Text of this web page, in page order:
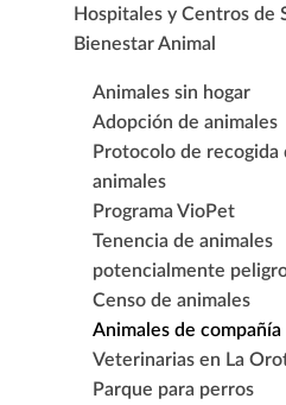
Hospitales y Centros de
Bienestar Animal
Animales sin hogar
Adopción de animales
Protocolo de recogida
animales
Programa VioPet
Tenencia de animales
potencialmente
Censo de animales
Animales de compañía
Veterinarias en La
Parque para perros